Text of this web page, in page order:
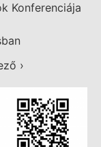
Konferenciája
›